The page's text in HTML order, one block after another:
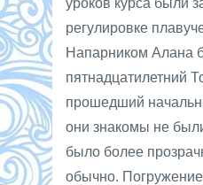
уроков курса были
регулировке
Напарником Алана
пятнадцатилетний
прошедший
они знакомы не
было более
обычно.